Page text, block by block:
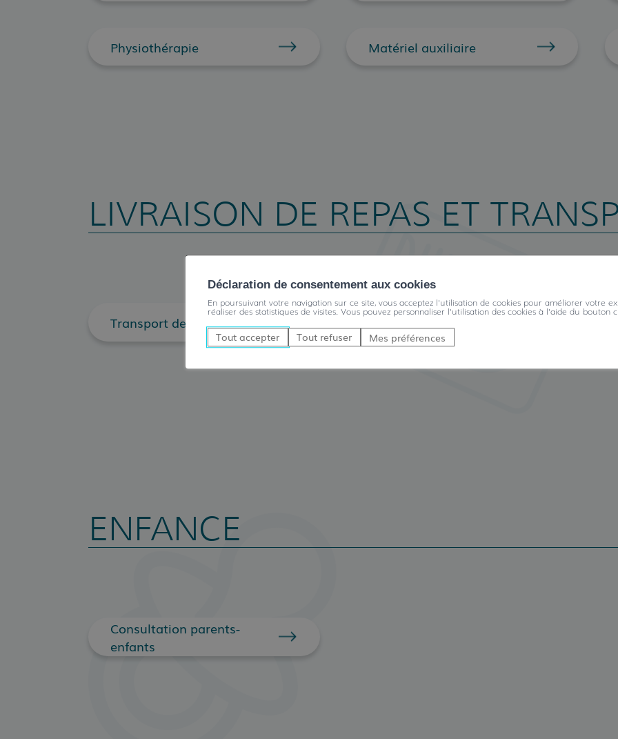
Physiothérapie Matériel auxiliaire
LIVRAISON DE REPAS ET
Transport de personnes
ENFANCE
Consultation parents-
enfants
Déclaration de consentement aux cookies
En poursuivant votre navigation sur ce site, vous acceptez l'utilisation de cookies pour améliorer votre
réaliser des statistiques de visites. Vous pouvez personnaliser l'utilisation des cookies à l'aide du bouton
Tout accepter Tout refuser Mes préférences